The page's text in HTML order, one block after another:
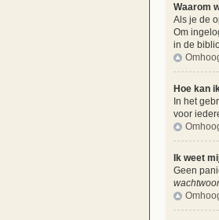
Waarom
Als je de
Om
in de
Hoe kan
In het
voor
Ik weet
Geen